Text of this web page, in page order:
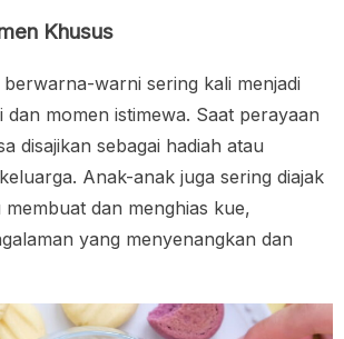
Khusus
warni sering kali menjadi
dan momen istimewa. Saat perayaan
disajikan sebagai hadiah atau
Anak-anak juga sering diajak
dan menghias kue,
yang menyenangkan dan